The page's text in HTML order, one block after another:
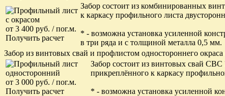
от 3 400 руб. / пог.м.
Получить расчет
Забор состоит из комбинированных
к каркасу профильного листа
* - возможна установка усиленной
в три ряда и с толщиной металла 0,5 мм.
Забор из винтовых свай и профлистом одностороннего
от 3 000 руб. / пог.м.
Получить расчет
Забор состоит из винтовых свай
прикреплённого к каркасу
* - возможна установка усиленной